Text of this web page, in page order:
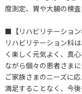
度測定、胃や大腸の検査
■【リハビリテーション
リハビリテーション科
く楽しく元気よく、真
ながら個々の患者さま
ご家族さまのニーズに
満足することなく、今